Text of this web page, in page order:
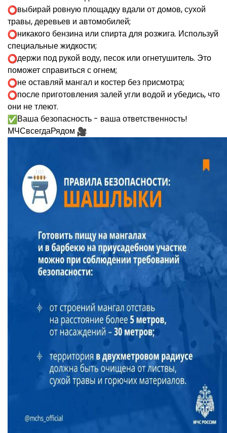
выбирай ровную площадку вдали от домов, сухой
травы, деревьев и автомобилей;
никакого бензина или спирта для розжига. Используй
специальные жидкости;
держи под рукой воду, песок или огнетушитель. Это
поможет справиться с огнем;
не оставляй мангал и костер без присмотра;
после приготовления залей угли водой и убедись, что
они не тлеют.
Ваша безопасность - ваша ответственность!
МЧСвсегдаРядом